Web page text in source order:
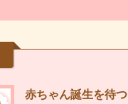
赤ちゃん誕生を待つ